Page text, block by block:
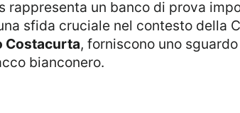
un banco di prova
sfida cruciale nel contesto della
Costacurta, forniscono uno
bianconero.